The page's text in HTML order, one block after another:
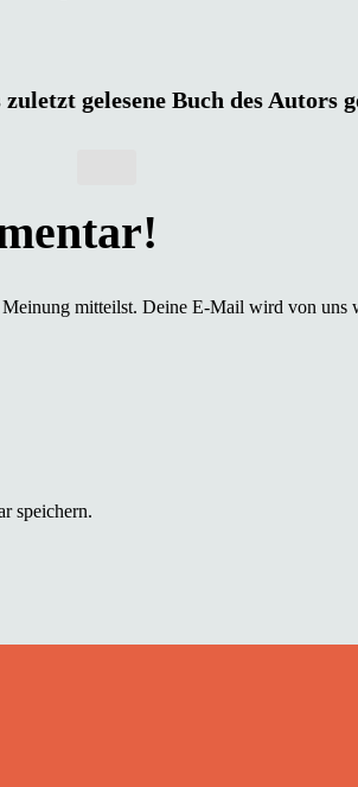
gelesene Buch des Autors
mitteilst. Deine E-Mail wird von uns
speichern.